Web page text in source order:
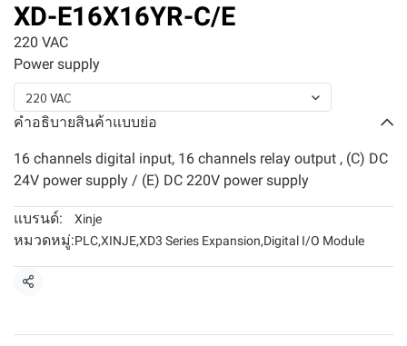
XD-E16X16YR-C/E
220 VAC
Power supply
220 VAC
คำอธิบายสินค้าแบบย่อ
16 channels digital input, 16 channels relay output , (C) DC
24V power supply / (E) DC 220V power supply
แบรนด์: Xinje
หมวดหมู่:PLC,XINJE,XD3 Series Expansion,Digital I/O Module
แชร์